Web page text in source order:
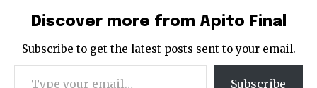
Discover more from Apito Final
Subscribe to get the latest posts sent to your email.
Type your email…
Subscribe